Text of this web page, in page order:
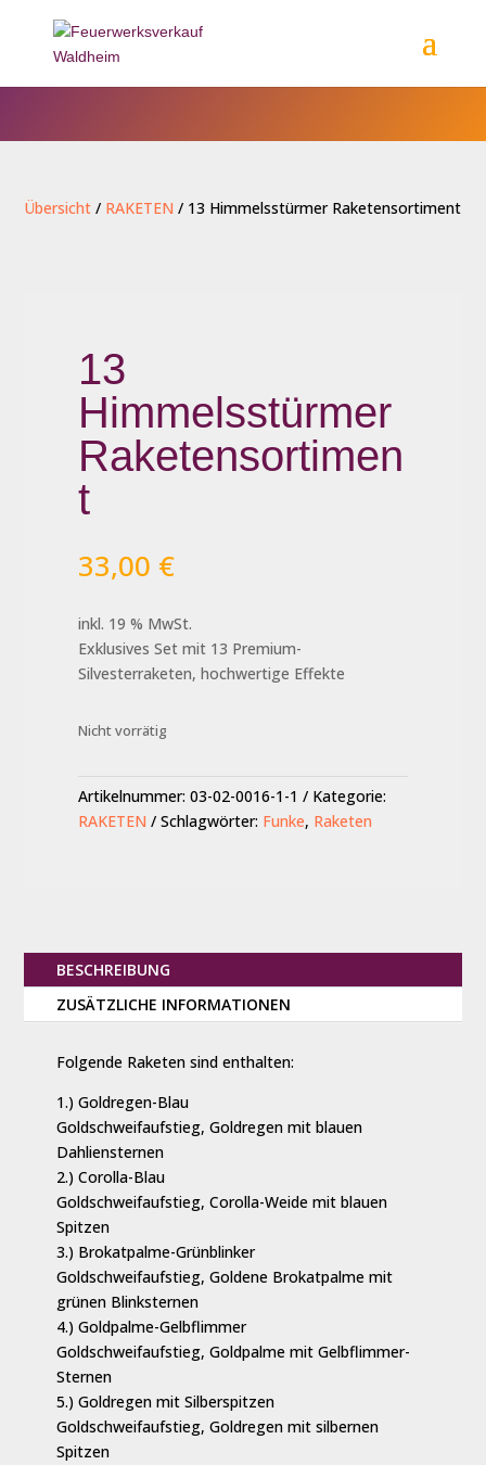
Übersicht / RAKETEN / 13 Himmelsstürmer Raketensortiment
13
Himmelsstürmer
Raketensortimen
t
33,00 €
inkl. 19 % MwSt.
Exklusives Set mit 13 Premium-
Silvesterraketen, hochwertige Effekte
Nicht vorrätig
Artikelnummer:03-02-0016-1-1
Kategorie:
RAKETEN
Schlagwörter: Funke, Raketen
BESCHREIBUNG
ZUSÄTZLICHE INFORMATIONEN
Folgende Raketen sind enthalten:
1.) Goldregen-Blau
Goldschweifaufstieg, Goldregen mit blauen
Dahliensternen
2.) Corolla-Blau
Goldschweifaufstieg, Corolla-Weide mit blauen
Spitzen
3.) Brokatpalme-Grünblinker
Goldschweifaufstieg, Goldene Brokatpalme mit
grünen Blinksternen
4.) Goldpalme-Gelbflimmer
Goldschweifaufstieg, Goldpalme mit Gelbflimmer-
Sternen
5.) Goldregen mit Silberspitzen
Goldschweifaufstieg, Goldregen mit silbernen
Spitzen